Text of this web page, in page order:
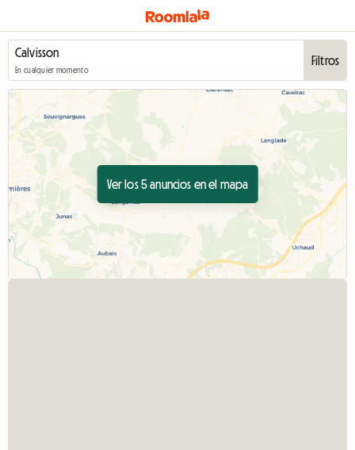
En cualquier momento
Filtros
Ver los 5 anuncios en el mapa